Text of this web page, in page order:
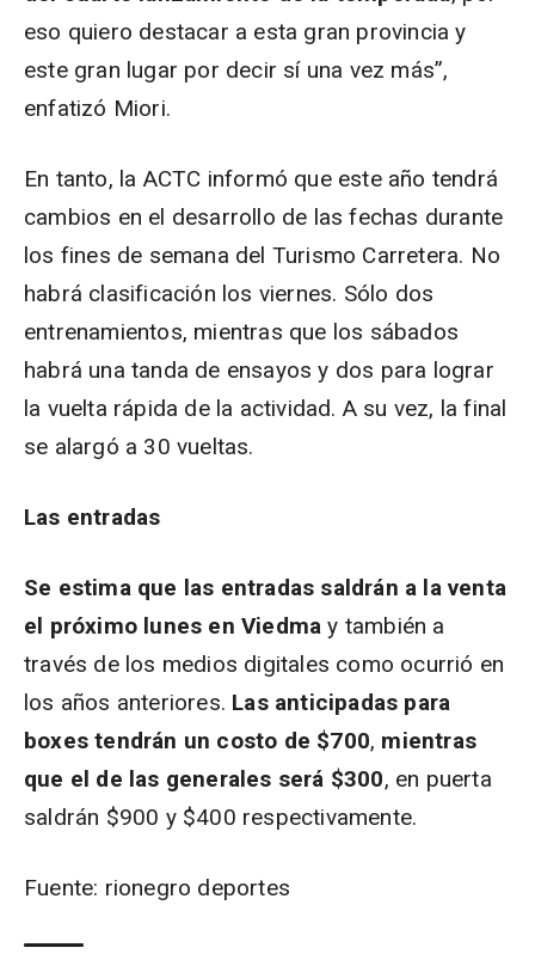
eso quiero destacar a esta gran provincia y
este gran lugar por decir sí una vez más”,
enfatizó Miori.
En tanto, la ACTC informó que este año tendrá
cambios en el desarrollo de las fechas durante
los fines de semana del Turismo Carretera. No
habrá clasificación los viernes. Sólo dos
entrenamientos, mientras que los sábados
habrá una tanda de ensayos y dos para lograr
la vuelta rápida de la actividad. A su vez, la final
se alargó a 30 vueltas.
Las entradas
Se estima que las entradas saldrán a la venta
el próximo lunes en Viedmay también a
través de los medios digitales como ocurrió en
los años anteriores. Las anticipadas para
boxes tendrán un costo de $700, mientras
que el de las generales será $300, en puerta
saldrán $900 y $400 respectivamente.
Fuente: rionegro deportes